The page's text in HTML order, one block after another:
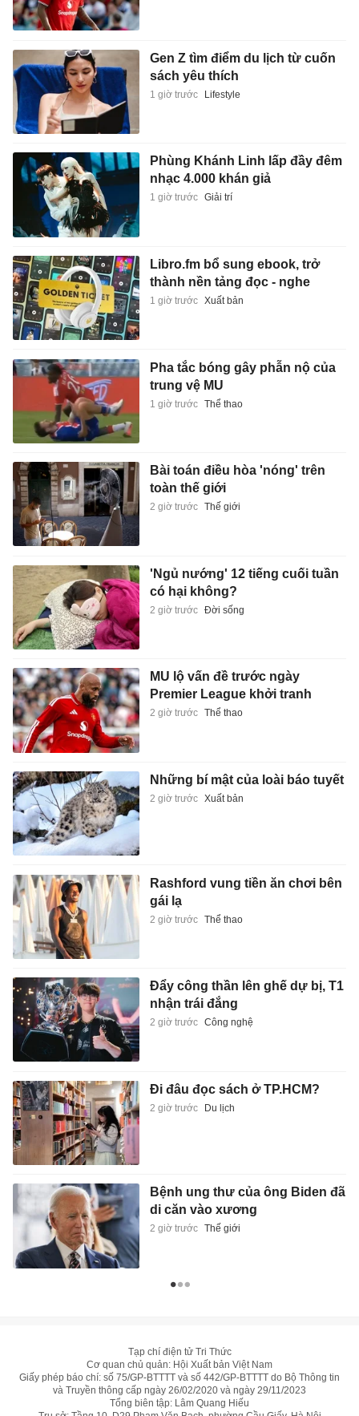
Gen Z tìm điểm du lịch từ cuốn
sách yêu thích
1 giờ trước Lifestyle
Phùng Khánh Linh lấp đầy đêm
nhạc 4.000 khán giả
1 giờ trước Giải trí
Libro.fm bổ sung ebook, trở
thành nền tảng đọc - nghe
1 giờ trước Xuất bản
Pha tắc bóng gây phẫn nộ của
trung vệ MU
1 giờ trước Thể thao
Bài toán điều hòa 'nóng' trên
toàn thế giới
2 giờ trước Thế giới
'Ngủ nướng' 12 tiếng cuối tuần
có hại không?
2 giờ trước Đời sống
MU lộ vấn đề trước ngày
Premier League khởi tranh
2 giờ trước Thể thao
Những bí mật của loài báo tuyết
2 giờ trước Xuất bản
Rashford vung tiền ăn chơi bên
gái lạ
2 giờ trước Thể thao
Đẩy công thần lên ghế dự bị, T1
nhận trái đắng
2 giờ trước Công nghệ
Đi đâu đọc sách ở TP.HCM?
2 giờ trước Du lịch
Bệnh ung thư của ông Biden đã
di căn vào xương
2 giờ trước Thế giới
Tạp chí điện tử Tri Thức
Cơ quan chủ quản: Hội Xuất bản Việt Nam
Giấy phép báo chí: số 75/GP-BTTTT và số 442/GP-BTTTT do Bộ Thông tin
và Truyền thông cấp ngày 26/02/2020 và ngày 29/11/2023
Tổng biên tập: Lâm Quang Hiếu